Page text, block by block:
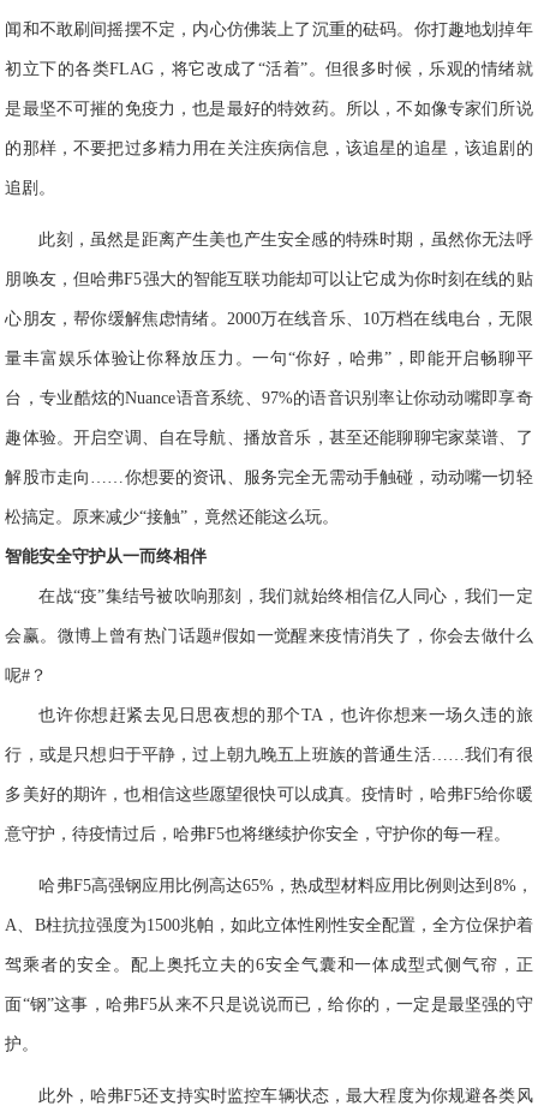
闻和不敢刷间摇摆不定，内心仿佛装上了沉重的砝码。你打趣地划掉年
初立下的各类FLAG，将它改成了“活着”。但很多时候，乐观的情绪就
是最坚不可摧的免疫力，也是最好的特效药。所以，不如像专家们所说
的那样，不要把过多精力用在关注疾病信息，该追星的追星，该追剧的
追剧。
此刻，虽然是距离产生美也产生安全感的特殊时期，虽然你无法呼
朋唤友，但哈弗F5强大的智能互联功能却可以让它成为你时刻在线的贴
心朋友，帮你缓解焦虑情绪。 2000万在线音乐、 10万档在线电台，无限
量丰富娱乐体验让你释放压力。一句“你好，哈弗”，即能开启畅聊平
台，专业酷炫的Nuance语音系统、 97%的语音识别率让你动动嘴即享奇
趣体验。开启空调、自在导航、播放音乐，甚至还能聊聊宅家菜谱、了
解股市走向……你想要的资讯、服务完全无需动手触碰，动动嘴一切轻
松搞定。原来减少“接触”，竟然还能这么玩。
智能安全守护从一而终相伴
在战“疫”集结号被吹响那刻，我们就始终相信亿人同心，我们一定
会赢。微博上曾有热门话题#假如一觉醒来疫情消失了，你会去做什么
呢# ？
也许你想赶紧去见日思夜想的那个TA，也许你想来一场久违的旅
行，或是只想归于平静，过上朝九晚五上班族的普通生活……我们有很
多美好的期许，也相信这些愿望很快可以成真。疫情时，哈弗F5给你暖
意守护，待疫情过后，哈弗F5也将继续护你安全，守护你的每一程。
哈弗F5高强钢应用比例高达65%，热成型材料应用比例则达到 8%，
A、 B柱抗拉强度为1500兆帕，如此立体性 刚性安全配置，全方位保护着
驾乘者的安全。配上奥托立夫的6安全气囊和一体成型式侧气帘，正
面“钢”这事，哈弗F5从来不只是说说而已，给你的，一定是最坚强的守
护。
此外，哈弗F5还支持实时监控车辆状态，最大程度为你规避各类风